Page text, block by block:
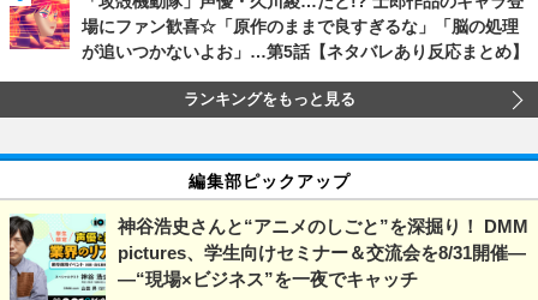
場にファン歓喜☆「原作のままで良すぎるな」「脳の処理
が追いつかないよお」…第5話【ネタバレあり反応まとめ】
ランキングをもっと見る
編集部ピックアップ
神谷浩史さんと“アニメのしごと”を深掘り！ DMM
pictures、学生向けセミナー＆交流会を8/31開催―
―“現場×ビジネス”を一夜でキャッチ